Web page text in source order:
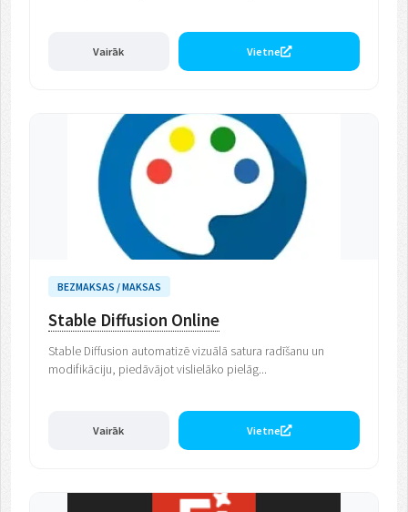
Vairāk Vietne
BEZMAKSAS / MAKSAS
Stable Diffusion Online
Stable Diffusion automatizē vizuālā satura radīšanu un
modifikāciju, piedāvājot vislielāko pielāg...
Vairāk Vietne